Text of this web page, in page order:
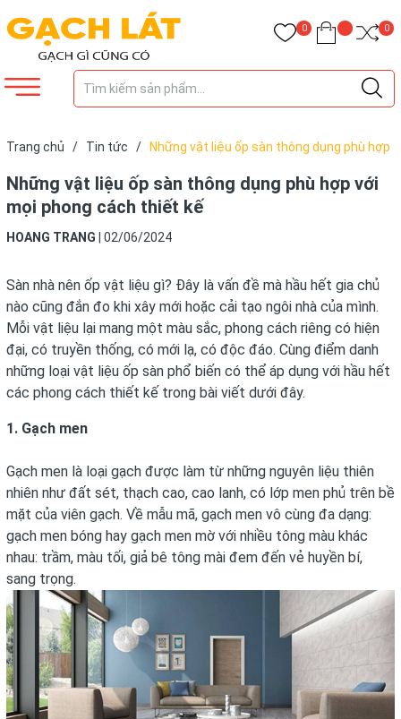
0 0
Trang chủ / Tin tức /
Những vật liệu ốp sàn thông dụng phù hợp
Những vật liệu ốp sàn thông dụng phù hợp với
mọi phong cách thiết kế
HOANG TRANG 02/06/2024
Sàn nhà nên ốp vật liệu gì? Đây là vấn đề mà hầu hết gia chủ
nào cũng đắn đo khi xây mới hoặc cải tạo ngôi nhà của mình.
Mỗi vật liệu lại mang một màu sắc, phong cách riêng có hiện
đại, có truyền thống, có mới lạ, có độc đáo. Cùng điểm danh
những loại vật liệu ốp sàn phổ biến có thể áp dụng với hầu hết
các phong cách thiết kế trong bài viết dưới đây.
1. Gạch men
Gạch men là loại gạch được làm từ những nguyên liệu thiên
nhiên như đất sét, thạch cao, cao lanh, có lớp men phủ trên bề
mặt của viên gạch. Về mẫu mã, gạch men vô cùng đa dạng:
gạch men bóng hay gạch men mờ với nhiều tông màu khác
nhau: trầm, màu tối, giả bê tông mài đem đến vẻ huyền bí,
sang trọng.